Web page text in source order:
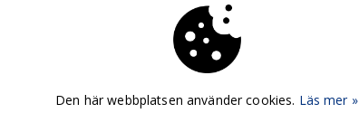
Den här webbplatsen använder cookies. Läs mer »